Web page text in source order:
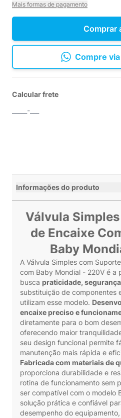
Comprar
Mais formas de pagamento
Compre
Calcular frete
Informações do produto
Válvula
de Encaixe
Baby
A Válvula Simples com
com Baby Mondial - 220V é a
busca praticidade,
substituição de componentes
utilizam esse modelo.
encaixe preciso e
diretamente para o bom
oferecendo maior
seu design funcional permite
manutenção mais rápida e
Fabricada com materiais de
proporciona durabilidade e
rotina de funcionamento sem
ser compatível com o modelo
solução prática e confiável
desempenho do